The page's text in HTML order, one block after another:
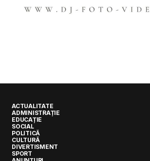
ACTUALITATE
ADMINISTRAȚIE
EDUCAȚIE
SOCIAL
POLITICĂ
CULTURĂ
DIVERTISMENT
SPORT